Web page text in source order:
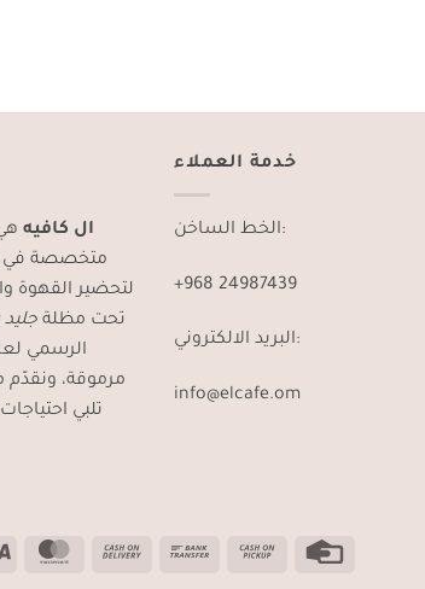
ال كافيه
متخصصة في
لتحضير القهوة
تحت مظلة
الرسمي
مرموقة، ونقدّم
تلبي
خدمة العملاء
الخط الساخن:
+968 24987439
البريد الالكتروني:
info@elcafe.om